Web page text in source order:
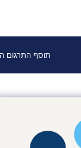
תוסף התרגום